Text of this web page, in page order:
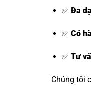
✅ Đa
✅ Có
✅ Tư
Chúng tôi